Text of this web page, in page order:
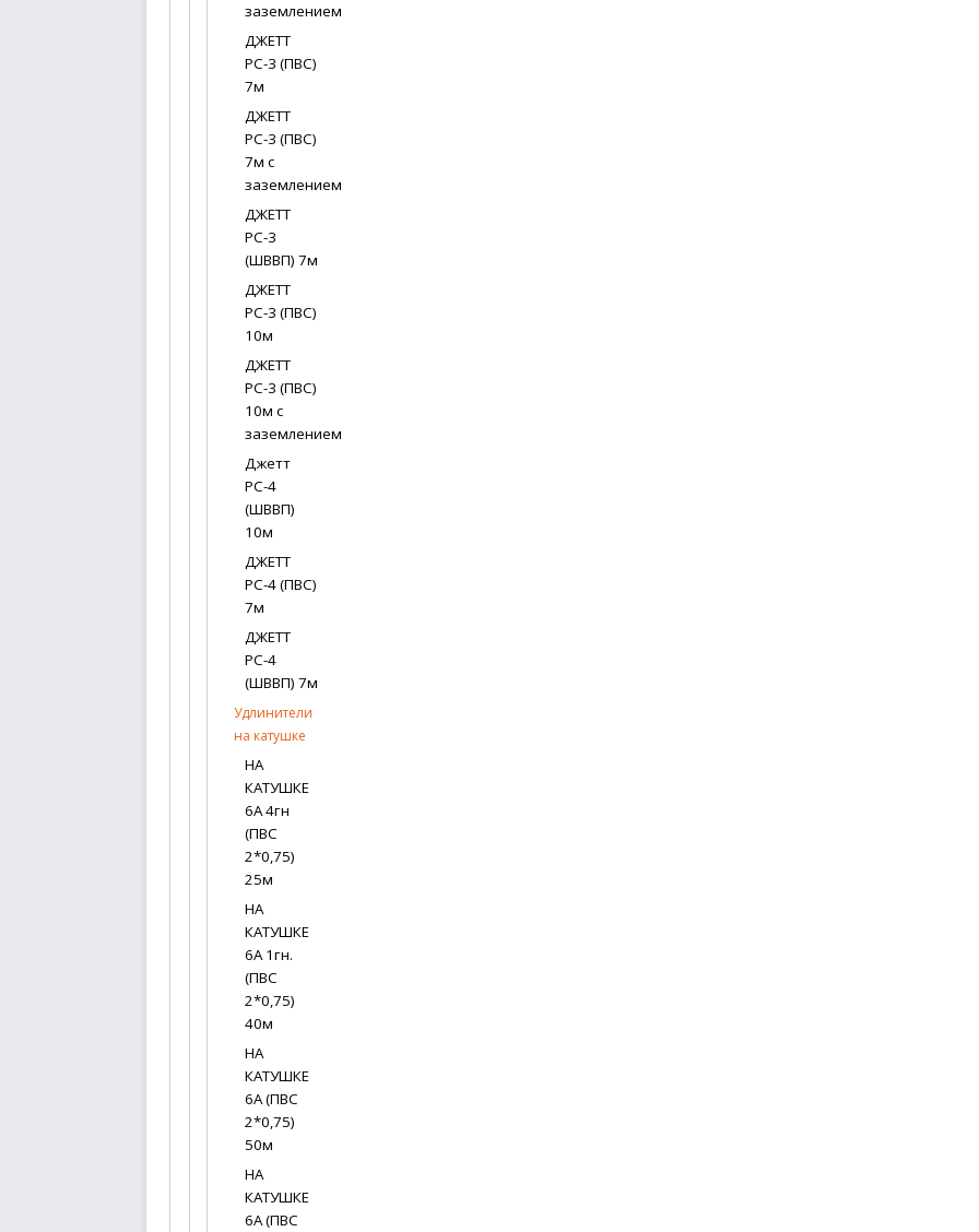
заземлением
ДЖЕТТ
РС-3 (ПВС)
7м
ДЖЕТТ
РС-3 (ПВС)
7м с
заземлением
ДЖЕТТ
РС-3
(ШВВП) 7м
ДЖЕТТ
РС-3 (ПВС)
10м
ДЖЕТТ
РС-3 (ПВС)
10м с
заземлением
Джетт
РС-4
(ШВВП)
10м
ДЖЕТТ
РС-4 (ПВС)
7м
ДЖЕТТ
РС-4
(ШВВП) 7м
Удлинители
на катушке
НА
КАТУШКЕ
6А 4гн
(ПВС
2*0,75)
25м
НА
КАТУШКЕ
6А 1гн.
(ПВС
2*0,75)
40м
НА
КАТУШКЕ
6А (ПВС
2*0,75)
50м
НА
КАТУШКЕ
6А (ПВС